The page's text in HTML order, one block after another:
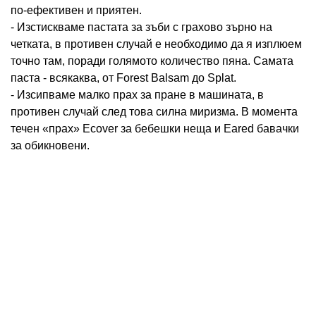
по-ефективен и приятен.
- Изстискваме пастата за зъби с грахово зърно на
четката, в противен случай е необходимо да я изплюем
точно там, поради голямото количество пяна. Самата
паста - всякаква, от Forest Balsam до Splat.
- Изсипваме малко прах за пране в машината, в
противен случай след това силна миризма. В момента
течен «прах» Ecover за бебешки неща и Eared бавачки
за обикновени.